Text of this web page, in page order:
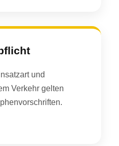
und
Verkehr gelten